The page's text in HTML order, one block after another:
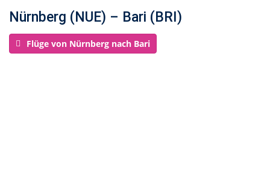
Nürnberg (NUE) – Bari (BRI)
Flüge von Nürnberg nach Bari